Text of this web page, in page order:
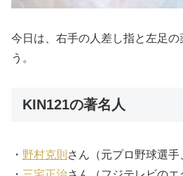
今日は、右手の人差し指と左足の
う。
KIN121の著名人
・ 野村克則 さん（元プロ野球選手